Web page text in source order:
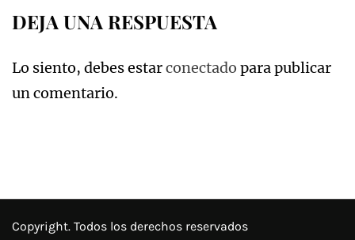
DEJA UNA RESPUESTA
Lo siento, debes estarconectado para publicar
un comentario.
Copyright. Todos los derechos reservados